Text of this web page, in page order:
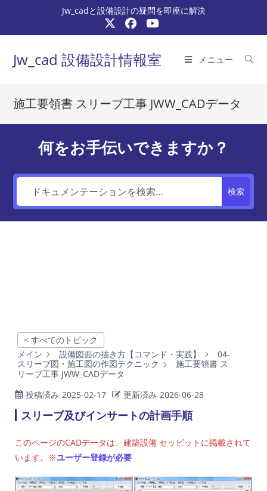
テ
ッ
Jw_cadと設備設計の疑問を即座に解決
Jw_cad 設備設計情報室 メニュー
施工要領書 スリーブ工事 JWW_CADデータ
何をお手伝いできますか？
検索
< すべてのトピック
メイン
設備図面の描き方【コマンド・実践】
04-
スリーブ図・施工図の作図テクニック
施工要領書 ス
リーブ工事 JWW_CADデータ
投稿済み 2025-02-17 更新済み 2026-06-28
スリーブ及びインサートの計画手順
このページのCADデータは、建築設備 セッビットに掲載されて
います。※ユーザー登録が必要